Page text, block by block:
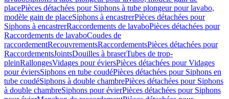
placePièces détachées pour Siphons à tube plongeur pour lavabo,
modèle gain de placeSiphons à encastrerPièces détachées pour
Siphons à encastrerRaccordements de lavaboPièces détachées pour
Raccordements de lavaboCoudes de
raccordementRecouvrementsRaccordementsPièces détachées pour
RaccordementsJointsDouilles à braserTubes de trop-
pleinRallongesVidages pour éviersPièces détachées pour Vidages
pour éviersSiphons en tube coudéPièces détachées pour Siphons en
tube coudéSiphons à double chambrePièces détachées pour Siphons
à double chambreSiphons pour évierPièces détachées pour Siphons